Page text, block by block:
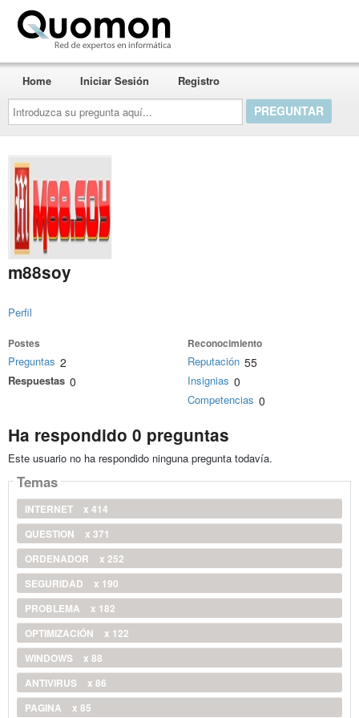
Introduzca
su
pregunta
aquí...
Home Iniciar Sesión Registro
m88soy
Perfil
Postes
Preguntas 2
Respuestas 0
Reconocimiento
Reputación 55
Insignias 0
Competencias 0
Ha respondido 0 preguntas
Este usuario no ha respondido ninguna pregunta todavía.
Temas
INTERNET
x 414
QUESTION
x 371
ORDENADOR
x 252
SEGURIDAD
x 190
PROBLEMA
x 182
OPTIMIZACIÓN
x 122
WINDOWS
x 88
ANTIVIRUS
x 86
PAGINA
x 85